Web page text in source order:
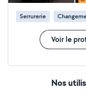
Serrurerie
Voir le
Nos